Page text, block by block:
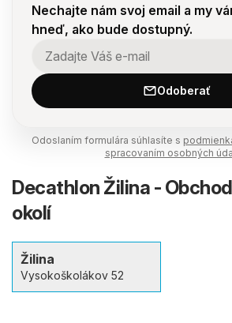
Nechajte nám svoj email a my
hneď, ako bude dostupný.
Odoberať
Odoslaním formulára súhlasíte s
spracovaním osobných
Decathlon Žilina -
okolí
Žilina
Vysokoškolákov 52